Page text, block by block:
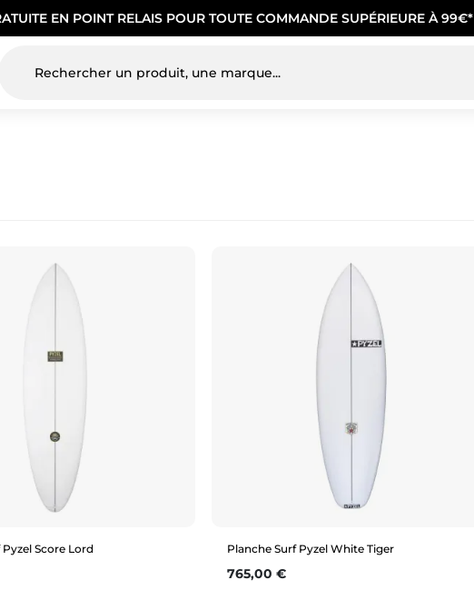
EN POINT RELAIS POUR TOUTE COMMANDE SUPÉRIEURE À 99€*
Score Lord Planche Surf Pyzel White Tiger
Prix
765,00 €